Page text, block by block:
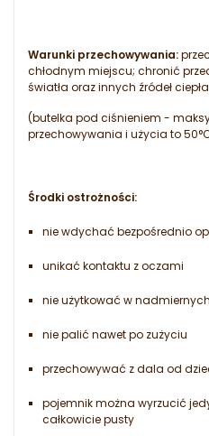
Warunki przechowywania:
chłodnym miejscu; chronić
światła oraz innych źródeł
(butelka pod ciśnieniem -
przechowywania i użycia to
Środki ostrożności:
nie wdychać bezpośrednio
unikać kontaktu z oczami
nie użytkować w
nie palić nawet po zużyciu
przechowywać z dala od
pojemnik można wyrzucić
całkowicie pusty